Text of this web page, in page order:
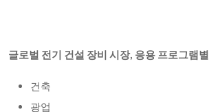
글로벌 전기 건설 장비 시장, 응용 프로그램별
건축
광업